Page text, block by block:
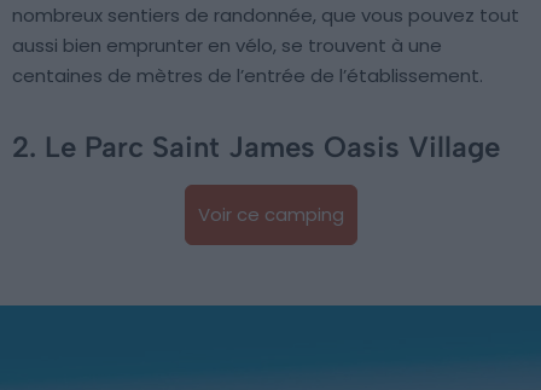
nombreux sentiers de randonnée, que vous pouvez tout
aussi bien emprunter en vélo, se trouvent à une
centaines de mètres de l’entrée de l’établissement.
2. Le Parc Saint James Oasis Village
Voir ce camping